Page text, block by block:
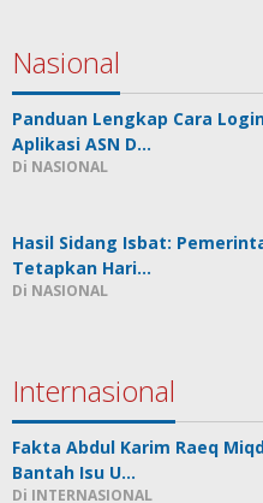
Nasional
Panduan Lengkap Cara
Aplikasi ASN D…
Di NASIONAL
Hasil Sidang Isbat:
Tetapkan Hari…
Di NASIONAL
Internasional
Fakta Abdul Karim Raeq
Bantah Isu U…
Di INTERNASIONAL